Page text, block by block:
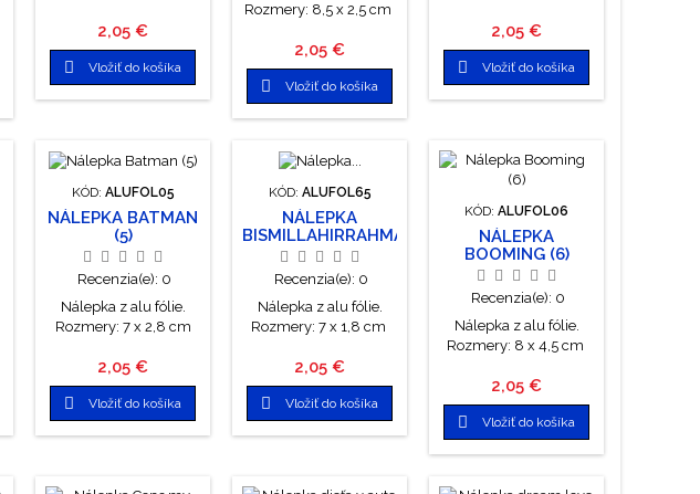
Cena
2,05 €
 Vložiť do košíka
Rozmery: 8,5 x 2,5 cm
Cena
2,05 €
 Vložiť do košíka
Cena
2,05 €
 Vložiť do košíka
KÓD: ALUFOL05
NÁLEPKA BATMAN
(5)
Recenzia(e): 0
Nálepka z alu fólie.
Rozmery: 7 x 2,8 cm
Cena
2,05 €
 Vložiť do košíka
KÓD: ALUFOL65
NÁLEPKA
BISMILLAHIRRAHMANIRRAHIM
(65)
Recenzia(e): 0
Nálepka z alu fólie.
Rozmery: 7 x 1,8 cm
Cena
2,05 €
 Vložiť do košíka
KÓD: ALUFOL06
NÁLEPKA
BOOMING (6)
Recenzia(e): 0
Nálepka z alu fólie.
Rozmery: 8 x 4,5 cm
Cena
2,05 €
 Vložiť do košíka